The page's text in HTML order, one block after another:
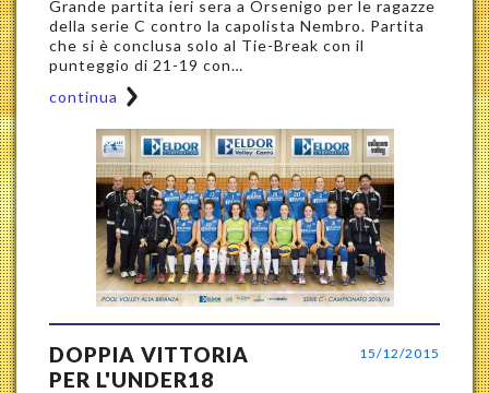
Grande partita ieri sera a Orsenigo per le ragazze
della serie C contro la capolista Nembro. Partita
che si è conclusa solo al Tie-Break con il
punteggio di 21-19 con…
continua
DOPPIA VITTORIA
PER L'UNDER18
15/12/2015